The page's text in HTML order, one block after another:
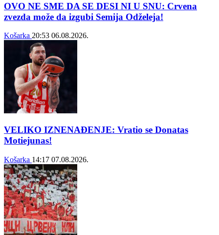
OVO NE SME DA SE DESI NI U SNU: Crvena
zvezda može da izgubi Semija Odželeja!
Košarka 20:53 06.08.2026.
VELIKO IZNENAĐENJE: Vratio se Donatas
Motiejunas!
Košarka 14:17 07.08.2026.